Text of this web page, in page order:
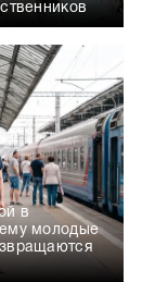
в
молодые